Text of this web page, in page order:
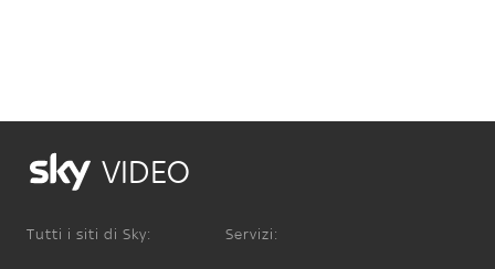
VIDEO
Tutti i siti di Sky: Servizi: